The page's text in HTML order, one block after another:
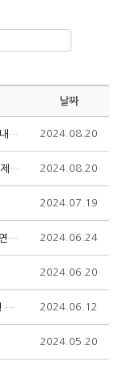
날짜
(사)부산태권도스포츠클럽 9월 프로그램 수강 안내 2024.08.20
[국기원] 2024년 제23기 1급 및 제35기 2급 국제태권도사범 연수 알림 2024.08.20
2024.07.19
2024년도 제40기 태권도 승품단 심사위원 자격연수 안내 2024.06.24
2024.06.20
제232기 3급 국제태권도사범 자격과정 실기전형 및 집합연수 안내 2024.06.12
2024.05.20